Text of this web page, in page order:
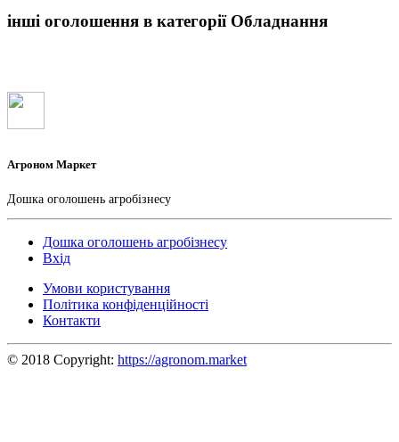
інші оголошення в категорії Обладнання
Агроном Маркет
Дошка оголошень агробізнесу
Дошка оголошень агробізнесу
Вхід
Умови користування
Політика конфіденційності
Контакти
© 2018 Copyright: https://agronom.market